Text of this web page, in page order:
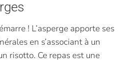
! L’asperge apporte ses
en s’associant à un
risotto. Ce repas est une